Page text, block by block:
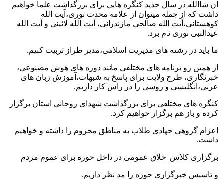
ان شاالله در سال جدید کنگره هایی برای بزرگداشت علما خواهیم
داشت که از جمله میتوان از علامه محدث نوری،آیت الله
کوهستانی،آیت الله صالحی مازندرانی، آیت الله لائینی و آیت الله
عیدالنبی نوری نام برد.
ما باید در رشته های مدیریت اسلامی،مدیر طراز تربیت کنیم.
از همین رو برنامه های مختلفی مانند دوره های هوش مصنوعی،
خبرنگاری، طرح ولایت برای پاسخ به شبهات،آموزش زبان های
عربی،انگلیسی و روسی را در راس کار داریم.
کنگره های مختلفی برای بزرگداشت شهدای روحانی استان برگزار
کرده و باز هم برگزار خواهیم کرد.
اعزام گروهی جهادی طلاب به مناطق محروم را داشته و خواهیم
داشت.
برگزاری کلاس اخلاق عمومی در داخل حوزه برای عموم مردم
و تاسیس خبرگزاری حوزه را مد نظر داریم.